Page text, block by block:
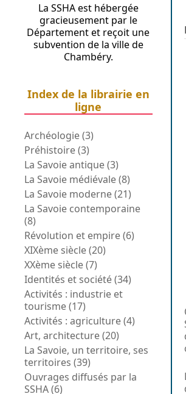
La SSHA est hébergée
gracieusement par le
Département et reçoit une
subvention de la ville de
Chambéry.
Index de la librairie en
ligne
Archéologie (3)
Préhistoire (3)
La Savoie antique (3)
La Savoie médiévale (8)
La Savoie moderne (21)
La Savoie contemporaine
(8)
Révolution et empire (6)
XIXème siècle (20)
XXème siècle (7)
Identités et société (34)
Activités : industrie et
tourisme (17)
Activités : agriculture (4)
Art, architecture (20)
La Savoie, un territoire, ses
territoires (39)
Ouvrages diffusés par la
SSHA (6)